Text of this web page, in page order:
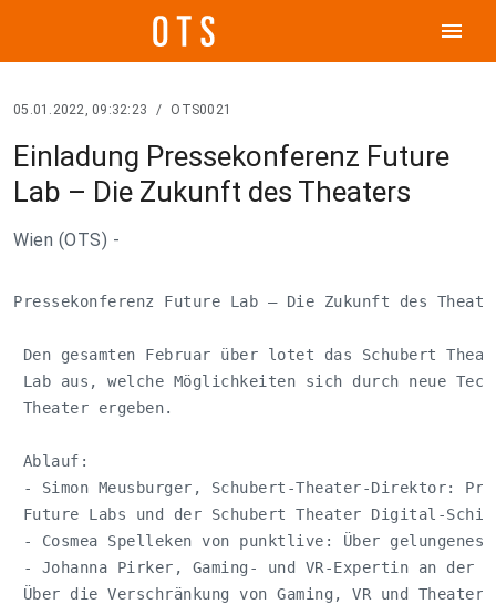
menu
05.01.2022, 09:32:23 / OTS0021
Einladung Pressekonferenz Future
Lab – Die Zukunft des Theaters
Wien (OTS) -
Pressekonferenz Future Lab – Die Zukunft des
Den gesamten Februar über lotet das Schubert
Lab aus, welche Möglichkeiten sich durch neue
Theater ergeben.
Ablauf:
- Simon Meusburger, Schubert-Theater-Direktor:
Future Labs und der Schubert Theater Digital-
- Cosmea Spelleken von punktlive: Über gelungenes
- Johanna Pirker, Gaming- und VR-Expertin an der
Über die Verschränkung von Gaming, VR und Theater